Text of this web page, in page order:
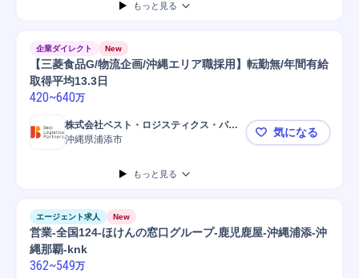
もっと見る
企業ダイレクト New
【三菱食品G/物流企画/沖縄エリア職採用】転勤無/年間有給
取得平均13.3日
420~640万
株式会社ベスト・ロジスティクス・パー
トナーズ
沖縄県浦添市 【三菱食品
気になる
もっと見る
エージェント求人 New
営業-全国124-ほけんの窓口グループ-鹿児鹿屋-沖縄浦添-沖
縄那覇-knk
362~549万